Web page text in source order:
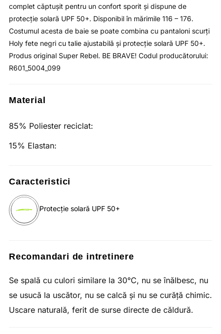
complet căptușit pentru un confort sporit și dispune de
protecție solară UPF 50+. Disponibil în mărimile 116 – 176.
Costumul acesta de baie se poate combina cu pantaloni scurți
Holy fete negri cu talie ajustabilă și protecție solară UPF 50+.
Produs original Super Rebel. BE BRAVE! Codul producătorului:
R601_5004_099
Material
85% Poliester reciclat:
15% Elastan:
Caracteristici
Protecție solară UPF 50+
Recomandari de intretinere
Se spală cu culori similare la 30°C, nu se înălbesc, nu
se usucă la uscător, nu se calcă și nu se curăță chimic.
Uscare naturală, ferit de surse directe de căldură.